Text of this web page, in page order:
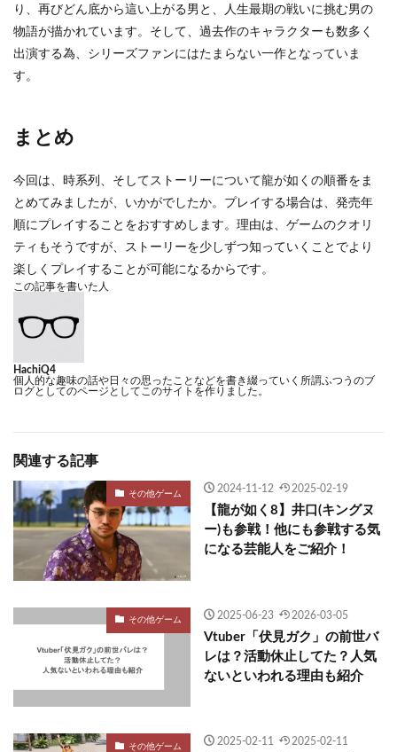
り、再びどん底から這い上がる男と、人生最期の戦いに挑む男の
物語が描かれています。そして、過去作のキャラクターも数多く
出演する為、シリーズファンにはたまらない一作となっていま
す。
まとめ
今回は、時系列、そしてストーリーについて龍が如くの順番をま
とめてみましたが、いかがでしたか。プレイする場合は、発売年
順にプレイすることをおすすめします。理由は、ゲームのクオリ
ティもそうですが、ストーリーを少しずつ知っていくことでより
楽しくプレイすることが可能になるからです。
この記事を書いた人
HachiQ4
個人的な趣味の話や日々の思ったことなどを書き綴っていく所謂ふつうのブ
ログとしてのページとしてこのサイトを作りました。
関連する記事
その他ゲーム 2024-11-12 2025-02-19
【龍が如く8】井口(キングヌ
ー)も参戦！他にも参戦する気
になる芸能人をご紹介！
その他ゲーム 2025-06-23 2026-03-05
Vtuber「伏見ガク」の前世バ
レは？活動休止してた？人気
ないといわれる理由も紹介
その他ゲーム 2025-02-11 2025-02-11